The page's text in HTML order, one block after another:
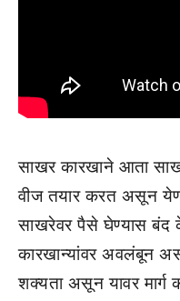
साखर कारखाने आता
वीज तयार करत असून
साखरेवर पैसे घेण्यास बंद
कारखान्यांवर अवलंबून
शक्यता असून यावर मार्ग